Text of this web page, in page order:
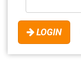
LOGIN